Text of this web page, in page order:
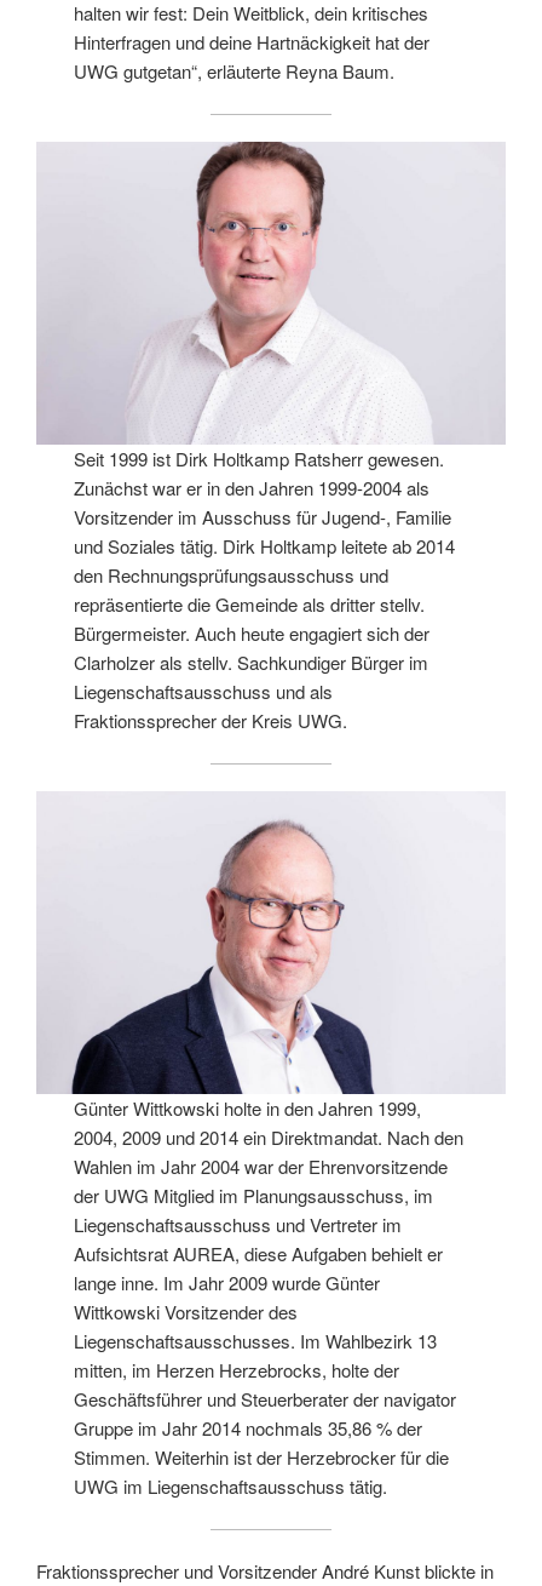
halten wir fest: Dein Weitblick, dein kritisches
Hinterfragen und deine Hartnäckigkeit hat der
UWG gutgetan“, erläuterte Reyna Baum.
Seit 1999 ist Dirk Holtkamp Ratsherr gewesen.
Zunächst war er in den Jahren 1999-2004 als
Vorsitzender im Ausschuss für Jugend-, Familie
und Soziales tätig. Dirk Holtkamp leitete ab 2014
den Rechnungsprüfungsausschuss und
repräsentierte die Gemeinde als dritter stellv.
Bürgermeister. Auch heute engagiert sich der
Clarholzer als stellv. Sachkundiger Bürger im
Liegenschaftsausschuss und als
Fraktionssprecher der Kreis UWG.
Günter Wittkowski holte in den Jahren 1999,
2004, 2009 und 2014 ein Direktmandat. Nach den
Wahlen im Jahr 2004 war der Ehrenvorsitzende
der UWG Mitglied im Planungsausschuss, im
Liegenschaftsausschuss und Vertreter im
Aufsichtsrat AUREA, diese Aufgaben behielt er
lange inne. Im Jahr 2009 wurde Günter
Wittkowski Vorsitzender des
Liegenschaftsausschusses. Im Wahlbezirk 13
mitten, im Herzen Herzebrocks, holte der
Geschäftsführer und Steuerberater der navigator
Gruppe im Jahr 2014 nochmals 35,86 % der
Stimmen. Weiterhin ist der Herzebrocker für die
UWG im Liegenschaftsausschuss tätig.
Fraktionssprecher und Vorsitzender André Kunst blickte in